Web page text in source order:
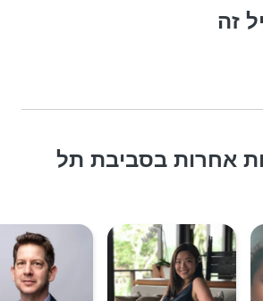
זה
אחרות בסביבת תל